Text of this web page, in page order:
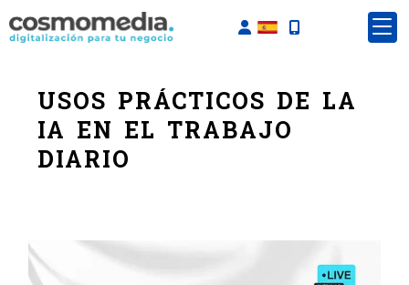
Identifícate
USOS PRÁCTICOS DE LA
IA EN EL TRABAJO
DIARIO